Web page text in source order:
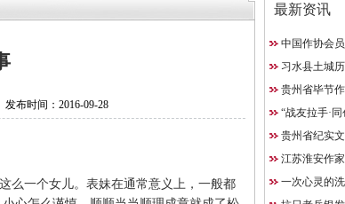
抗日老兵银发闪亮 107岁壮心不已
贵州省纪实文学学会换届选举大会10日在贵阳成功举行
中国作协会员、重庆作家高兴明签约西南作家网
布时间：2016-09-28
么一个女儿。表妹在通常意义上，一般都
最新资讯
中国作协会
作家网
习水县土城
获聘西南作家
贵州省毕节
“战友拉手·
启动贵州省纪实
学校江苏淮安作
一次心灵的